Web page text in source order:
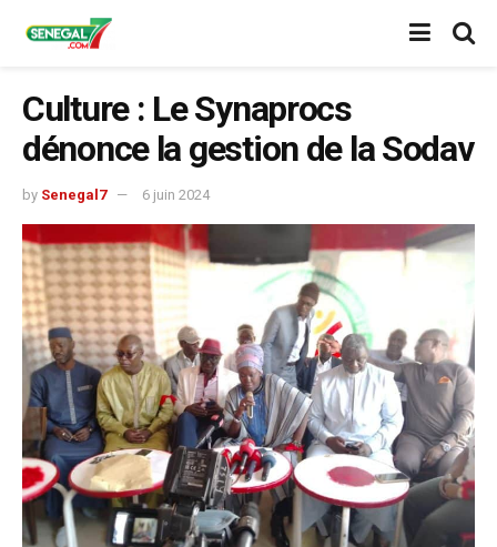
Culture : Le Synaprocs
dénonce la gestion de la Sodav
by Senegal7 6 juin 2024